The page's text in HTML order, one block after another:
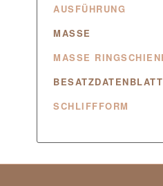
AUSFÜHRUNG
MASSE
MASSE RINGSCHIENE
BESATZDATENBLATT
SCHLIFFFORM